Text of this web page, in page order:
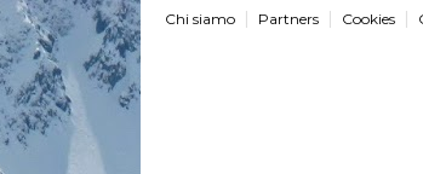
Chi siamo Partners Cookies